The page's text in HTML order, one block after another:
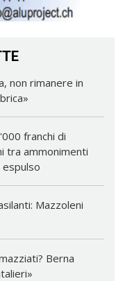
non rimanere in
franchi di
tra ammonimenti
Mazzoleni
Berna